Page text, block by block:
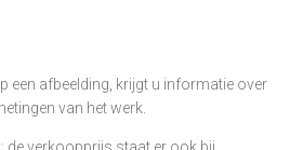
een afbeelding, krijgt u informatie over
van het werk.